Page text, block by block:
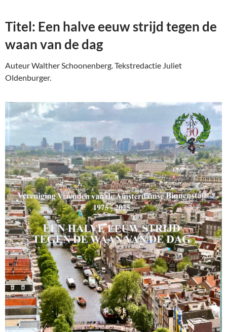
Titel: Een halve eeuw strijd tegen de
waan van de dag
Auteur Walther Schoonenberg. Tekstredactie Juliet
Oldenburger.